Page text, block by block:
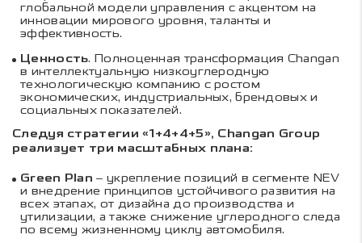
глобальной модели управления с акцентом на
инновации мирового уровня, таланты и
эффективность.
Ценность. Полноценная трансформация Changan
в интеллектуальную низкоуглеродную
технологическую компанию с ростом
экономических, индустриальных, брендовых и
социальных показателей.
Следуя стратегии «1+4+4+5», Changan Group
реализует три масштабных плана:
Green Plan – укрепление позиций в сегменте NEV
и внедрение принципов устойчивого развития на
всех этапах, от дизайна до производства и
утилизации, а также снижение углеродного следа
по всему жизненному циклу автомобиля.